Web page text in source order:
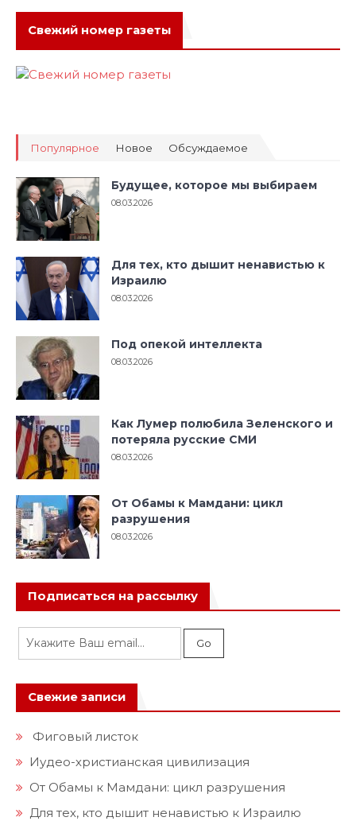
Свежий номер газеты
Популярное Новое Обсуждаемое
Будущее, которое мы выбираем
08.03.2026
Для тех, кто дышит ненавистью к
Израилю
08.03.2026
Под опекой интеллекта
08.03.2026
Как Лумер полюбила Зеленского и
потеряла русские СМИ
08.03.2026
От Обамы к Мамдани: цикл
разрушения
08.03.2026
Подписаться на рассылку
Свежие записи
Фиговый листок
Иудео-христианская цивилизация
От Обамы к Мамдани: цикл разрушения
Для тех, кто дышит ненавистью к Израилю